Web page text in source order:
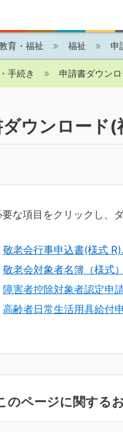
育・福祉 福祉 申
手続き 申請書ダウン
ウンロード(
な項目をクリックし、
敬老会行事申込書(様式
敬老会対象者名簿（様式
障害者控除対象者認定申
高齢者日常生活用具給付
のページに関する